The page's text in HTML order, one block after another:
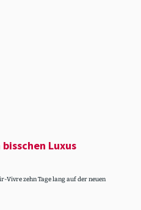
bisschen Luxus
zehn Tage lang auf der neuen